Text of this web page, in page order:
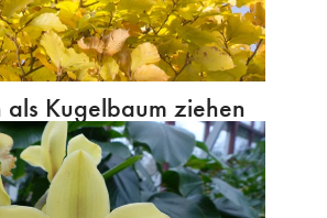
als Kugelbaum ziehen